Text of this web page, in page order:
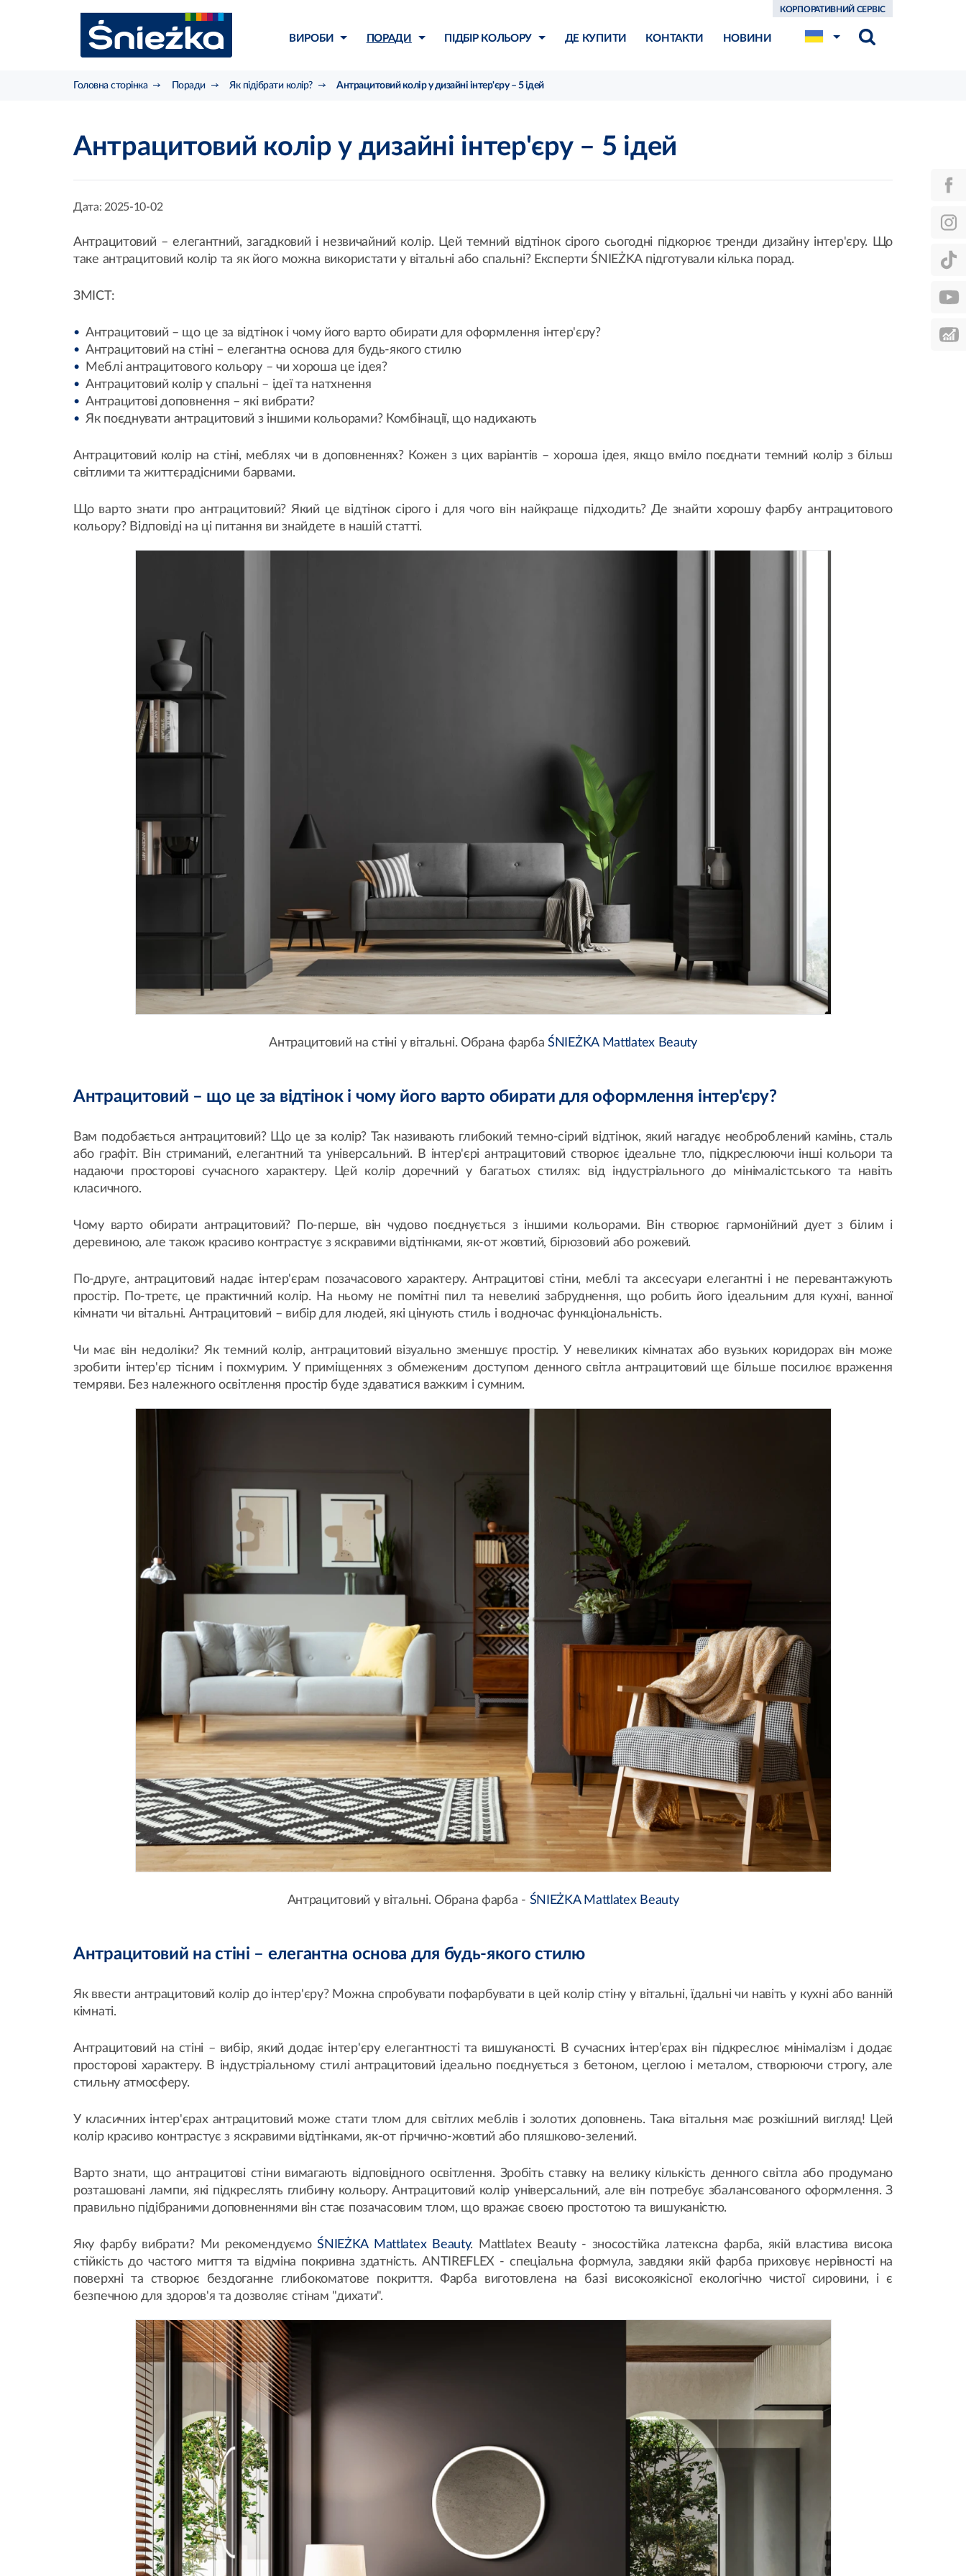
ВИРОБИ ПОРАДИ ПІДБІР КОЛЬОРУ ДЕ КУПИТИ КОНТАКТИ НОВИНИ
КОРПОРАТИВНИЙ СЕРВІС
Головна сторінка Поради Як підібрати колір? Антрацитовий колір у дизайні інтер'єру – 5 ідей
Антрацитовий колір у дизайні інтер'єру – 5 ідей
Дата: 2025-10-02
Антрацитовий – елегантний, загадковий і незвичайний колір. Цей темний відтінок сірого сьогодні підкорює тренди дизайну інтер'єру. Що
таке антрацитовий колір та як його можна використати у вітальні або спальні? Експерти ŚNIEŻKA підготували кілька порад.
ЗМІСТ:
Антрацитовий – що це за відтінок і чому його варто обирати для оформлення інтер'єру?
Антрацитовий на стіні – елегантна основа для будь-якого стилю
Меблі антрацитового кольору – чи хороша це ідея?
Антрацитовий колір у спальні – ідеї та натхнення
Антрацитові доповнення – які вибрати?
Як поєднувати антрацитовий з іншими кольорами? Комбінації, що надихають
Антрацитовий колір на стіні, меблях чи в доповненнях? Кожен з цих варіантів – хороша ідея, якщо вміло поєднати темний колір з більш
світлими та життєрадісними барвами.
Що варто знати про антрацитовий? Який це відтінок сірого і для чого він найкраще підходить? Де знайти хорошу фарбу антрацитового
кольору? Відповіді на ці питання ви знайдете в нашій статті.
Антрацитовий на стіні у вітальні. Обрана фарбаŚNIEŻKA Mattlatex Beauty
Антрацитовий – що це за відтінок і чому його варто обирати для оформлення інтер'єру?
Вам подобається антрацитовий? Що це за колір? Так називають глибокий темно-сірий відтінок, який нагадує необроблений камінь, сталь
або графіт. Він стриманий, елегантний та універсальний. В інтер'єрі антрацитовий створює ідеальне тло, підкреслюючи інші кольори та
надаючи просторові сучасного характеру. Цей колір доречний у багатьох стилях: від індустріального до мінімалістського та навіть
класичного.
Чому варто обирати антрацитовий? По-перше, він чудово поєднується з іншими кольорами. Він створює гармонійний дует з білим і
деревиною, але також красиво контрастує з яскравими відтінками, як-от жовтий, бірюзовий або рожевий.
По-друге, антрацитовий надає інтер'єрам позачасового характеру. Антрацитові стіни, меблі та аксесуари елегантні і не перевантажують
простір. По-третє, це практичний колір. На ньому не помітні пил та невеликі забруднення, що робить його ідеальним для кухні, ванної
кімнати чи вітальні. Антрацитовий – вибір для людей, які цінують стиль і водночас функціональність.
Чи має він недоліки? Як темний колір, антрацитовий візуально зменшує простір. У невеликих кімнатах або вузьких коридорах він може
зробити інтер'єр тісним і похмурим. У приміщеннях з обмеженим доступом денного світла антрацитовий ще більше посилює враження
темряви. Без належного освітлення простір буде здаватися важким і сумним.
Антрацитовий у вітальні. Обрана фарба - ŚNIEŻKA Mattlatex Beauty
Антрацитовий на стіні – елегантна основа для будь-якого стилю
Як ввести антрацитовий колір до інтер'єру? Можна спробувати пофарбувати в цей колір стіну у вітальні, їдальні чи навіть у кухні або ванній
кімнаті.
Антрацитовий на стіні – вибір, який додає інтер'єру елегантності та вишуканості. В сучасних інтер’єрах він підкреслює мінімалізм і додає
просторові характеру. В індустріальному стилі антрацитовий ідеально поєднується з бетоном, цеглою і металом, створюючи строгу, але
стильну атмосферу.
У класичних інтер'єрах антрацитовий може стати тлом для світлих меблів і золотих доповнень. Така вітальня має розкішний вигляд! Цей
колір красиво контрастує з яскравими відтінками, як-от гірчично-жовтий або пляшково-зелений.
Варто знати, що антрацитові стіни вимагають відповідного освітлення. Зробіть ставку на велику кількість денного світла або продумано
розташовані лампи, які підкреслять глибину кольору. Антрацитовий колір універсальний, але він потребує збалансованого оформлення. З
правильно підібраними доповненнями він стає позачасовим тлом, що вражає своєю простотою та вишуканістю.
Яку фарбу вибрати? Ми рекомендуємоŚNIEŻKA Mattlatex Beauty. Mattlatex Beauty - зносостійка латексна фарба, якій властива висока
стійкість до частого миття та відміна покривна здатність. ANTIREFLEX - спеціальна формула, завдяки якій фарба приховує нерівності на
поверхні та створює бездоганне глибокоматове покриття. Фарба виготовлена на базі високоякісної екологічно чистої сировини, і є
безпечною для здоров'я та дозволяє стінам "дихати".